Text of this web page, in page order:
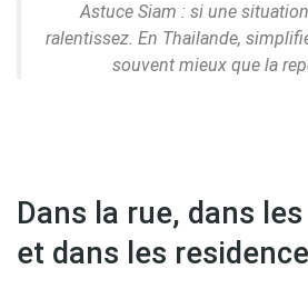
Astuce Siam : si une
ralentissez. En Thailande,
souvent mieux que la
Dans la rue, dans
et dans les